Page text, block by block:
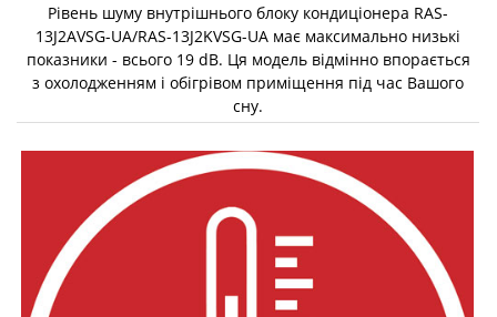
Рівень шуму внутрішнього блоку кондиціонера RAS-
13J2AVSG-UA/RAS-13J2KVSG-UA має максимально низькі
показники - всього 19 dB. Ця модель відмінно впорається
з охолодженням і обігрівом приміщення під час Вашого
сну.